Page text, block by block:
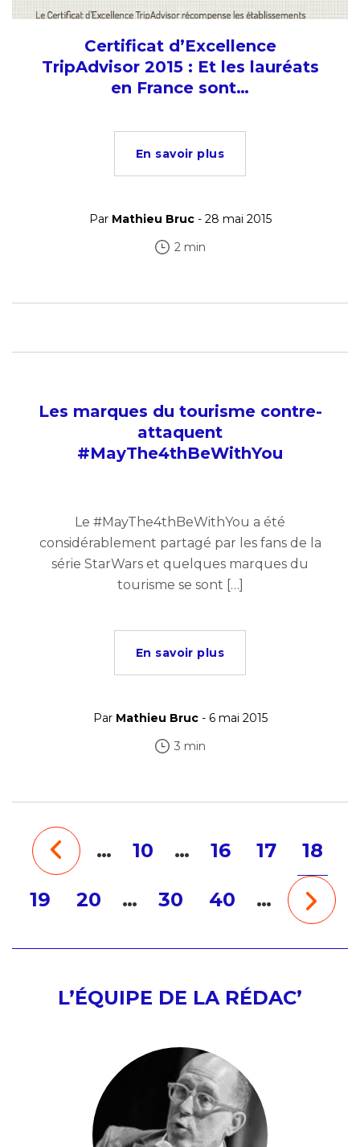
Certificat d’Excellence
TripAdvisor 2015 : Et les lauréats
en France sont…
En savoir plus
Par Mathieu Bruc- 28 mai 2015
2 min
Les marques du tourisme contre-
attaquent
#MayThe4thBeWithYou
Le #MayThe4thBeWithYou a été
considérablement partagé par les fans de la
série StarWars et quelques marques du
tourisme se sont […]
En savoir plus
Par Mathieu Bruc- 6 mai 2015
3 min
… 10 … 16 17 18
19 20 … 30 40 …
L’ÉQUIPE DE LA RÉDAC’